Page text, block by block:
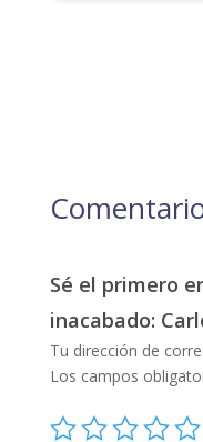
Sé el primero
inacabado:
Tu dirección de
Los campos